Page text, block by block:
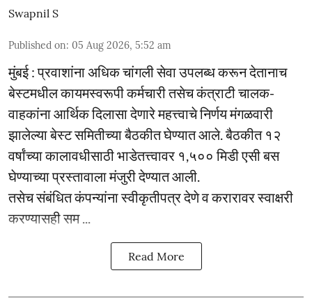
Swapnil S
Published on: 05 Aug 2026, 5:52 am
मुंबई : प्रवाशांना अधिक चांगली सेवा उपलब्ध करून देतानाच
बेस्टमधील कायमस्वरूपी कर्मचारी तसेच कंत्राटी चालक-
वाहकांना आर्थिक दिलासा देणारे महत्त्वाचे निर्णय मंगळवारी
झालेल्या बेस्ट समितीच्या बैठकीत घेण्यात आले. बैठकीत १२
वर्षांच्या कालावधीसाठी भाडेतत्त्वावर १,५०० मिडी एसी बस
घेण्याच्या प्रस्तावाला मंजुरी देण्यात आली.
तसेच संबंधित कंपन्यांना स्वीकृतीपत्र देणे व करारावर स्वाक्षरी
करण्यासही सम ...
Read More